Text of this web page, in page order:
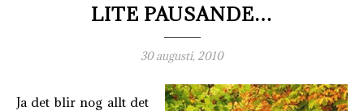
LITE PAUSANDE…
30 augusti, 2010
Ja det blir nog allt det